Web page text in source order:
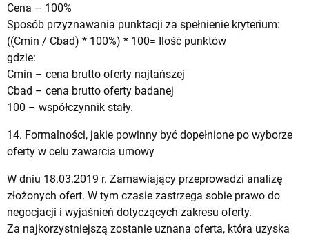
Cena – 100%
Sposób przyznawania punktacji za spełnienie kryterium:
((Cmin / Cbad) * 100%) * 100= Ilość punktów
gdzie:
Cmin – cena brutto oferty najtańszej
Cbad – cena brutto oferty badanej
100 – współczynnik stały.
14. Formalności, jakie powinny być dopełnione po wyborze
oferty w celu zawarcia umowy
W dniu 18.03.2019 r. Zamawiający przeprowadzi analizę
złożonych ofert. W tym czasie zastrzega sobie prawo do
negocjacji i wyjaśnień dotyczących zakresu oferty.
Za najkorzystniejszą zostanie uznana oferta, która uzyska